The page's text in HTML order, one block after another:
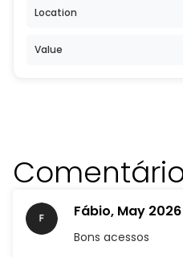
Location
Value
Fábio, May 2026
Bons acessos